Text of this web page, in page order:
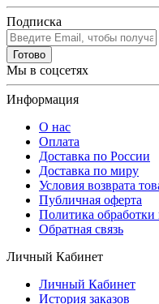
Подписка
Готово
Мы в соцсетях
Информация
О нас
Оплата
Доставка по России
Доставка по миру
Условия возврата
Публичная оферта
Политика
Обратная связь
Личный Кабинет
Личный Кабинет
История заказов